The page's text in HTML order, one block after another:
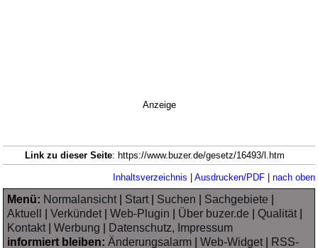
Anzeige
Link zu dieser Seite: https://www.buzer.de/gesetz/16493/l.htm
Inhaltsverzeichnis | Ausdrucken/PDF| nach oben
Menü: Normalansicht| Start| Suchen Sachgebiete
Aktuell
|Verkündet|Web-Plugin Über buzer.de |Qualität|
Kontakt|Werbung
Datenschutz, Impressum
informiert bleiben: Änderungsalarm |Web-Widget| RSS-